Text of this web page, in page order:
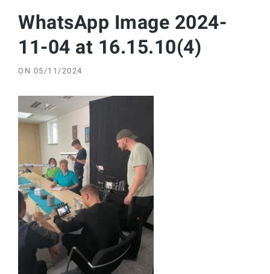
WhatsApp Image 2024-
11-04 at 16.15.10(4)
ON 05/11/2024